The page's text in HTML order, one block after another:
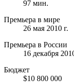
97 мин.
Премьера в мире
26 мая 2010 г.
Премьера в России
16 декабря
Бюджет
$10 800 000